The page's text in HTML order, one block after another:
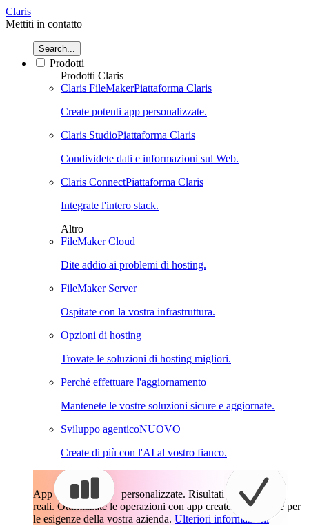
Claris
Mettiti in contatto
Search...
Prodotti
Prodotti Claris
Claris FileMakerPiattaforma Claris
Create potenti app personalizzate.
Claris StudioPiattaforma Claris
Condividete dati e informazioni sul Web.
Claris ConnectPiattaforma Claris
Integrate l'intero stack.
Altro
FileMaker Cloud
Dite addio ai problemi di hosting.
FileMaker Server
Ospitate con la vostra infrastruttura.
Opzioni di hosting
Trovate le soluzioni di hosting migliori.
Perché effettuare l'aggiornamento
Mantenete le vostre soluzioni sicure e aggiornate.
Sviluppo agenticoNUOVO
Create di più con l'AI al vostro fianco.
App
personalizzate. Risultati
reali. Ottimizzate le operazioni con app create esattamente per
le esigenze della vostra azienda. Ulteriori informazioni